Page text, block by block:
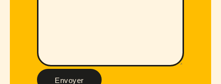
Envoyer